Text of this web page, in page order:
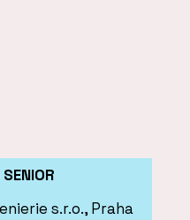
s.r.o., Praha